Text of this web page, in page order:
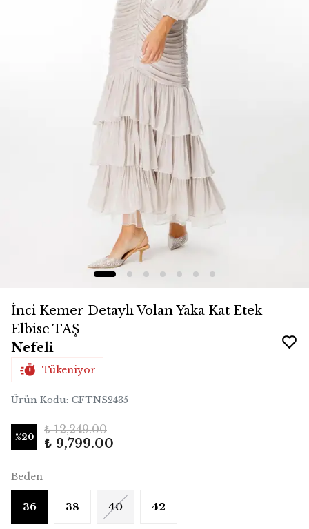
İnci Kemer Detaylı Volan Yaka Kat Etek
Elbise TAŞ
Nefeli
Tükeniyor
Ürün Kodu: CFTNS2435
%20
₺ 12,249.00
₺ 9,799.00
Beden
36 38 40 42